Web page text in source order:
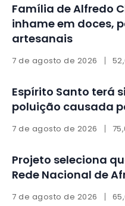
Família de Alfredo
inhame em doces,
artesanais
7 de agosto de 2026
Espírito Santo terá
poluição causada
7 de agosto de 2026
Projeto seleciona
Rede Nacional de
7 de agosto de 2026